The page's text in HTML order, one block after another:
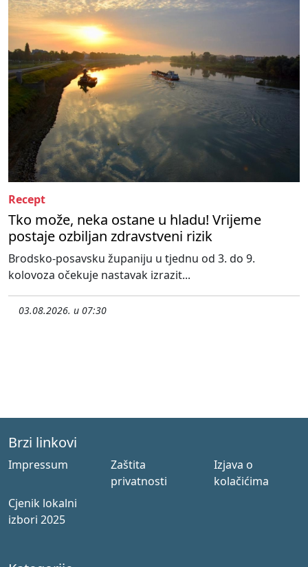
Recept
Tko može, neka ostane u hladu! Vrijeme
postaje ozbiljan zdravstveni rizik
Brodsko-posavsku županiju u tjednu od 3. do 9.
kolovoza očekuje nastavak izrazit...
03.08.2026. u 07:30
Brzi linkovi
Impressum
Zaštita
privatnosti
Izjava o
kolačićima
Cjenik lokalni
izbori 2025